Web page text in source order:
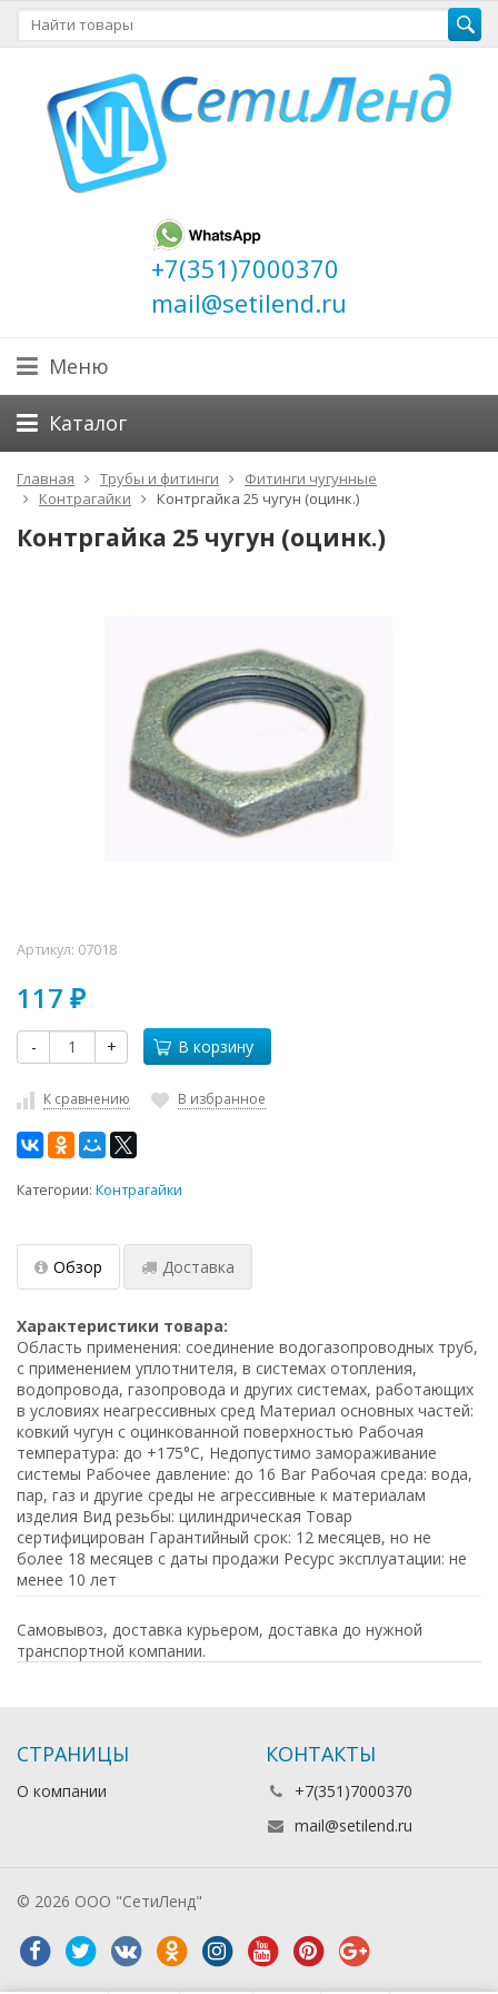
+7(351)7000370
mail@setilend.ru
Меню
Каталог
Главная Трубы и фитинги
Фитинги чугунные
Контрагайки
Контргайка 25 чугун (оцинк.)
Контргайка 25 чугун (оцинк.)
Артикул: 07018
117 ₽
- + В корзину
К сравнению В избранное
Категории: Контрагайки
Обзор Доставка
Характеристики товара:
Область применения: соединение водогазопроводных труб,
с применением уплотнителя, в системах отопления,
водопровода, газопровода и других системах, работающих
в условиях неагрессивных сред Материал основных частей:
ковкий чугун с оцинкованной поверхностью Рабочая
температура: до +175°C, Недопустимо замораживание
системы Рабочее давление: до 16 Bar Рабочая среда: вода,
пар, газ и другие среды не агрессивные к материалам
изделия Вид резьбы: цилиндрическая Товар
сертифицирован Гарантийный срок: 12 месяцев, но не
более 18 месяцев с даты продажи Ресурс эксплуатации: не
менее 10 лет
Самовывоз, доставка курьером, доставка до нужной
транспортной компании.
СТРАНИЦЫ
О компании
КОНТАКТЫ
+7(351)7000370
mail@setilend.ru
© 2026 ООО "СетиЛенд"